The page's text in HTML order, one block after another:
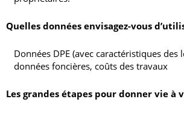
Quelles données envisagez-vous
Données DPE (avec caractéristiques des
données foncières, coûts des travaux
Les grandes étapes pour donner vie à